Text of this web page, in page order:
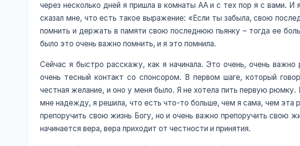
через несколько дней я пришла в комнаты АА и с тех пор я с вами. И
сказал мне, что есть такое выражение: «Если ты забыла, свою
помнить и держать в памяти свою последнюю пьянку – тогда ее
было это очень важно помнить, и я это помнила.
Сейчас я быстро расскажу, как я начинала. Это очень, очень
очень тесный контакт со спонсором. В первом шаге, который
честная желание, и оно у меня было. Я не хотела пить первую
мне надежду, я решила, что есть что-то больше, чем я сама, чем эта
препоручить свою жизнь Богу, но и очень важно препоручить свою
начинается вера, вера приходит от честности и принятия.